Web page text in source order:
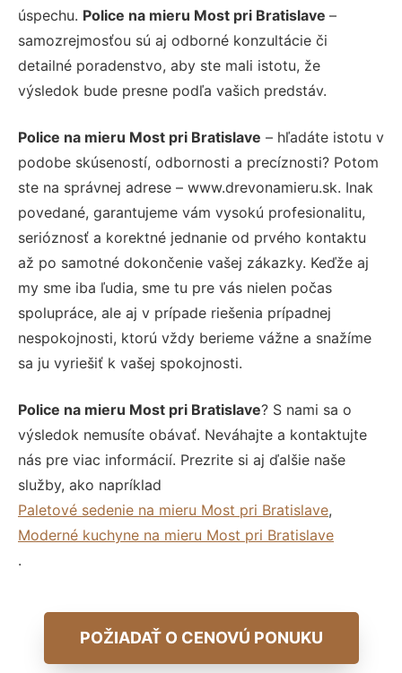
úspechu. Police na mieru Most pri Bratislave –
samozrejmosťou sú aj odborné konzultácie či
detailné poradenstvo, aby ste mali istotu, že
výsledok bude presne podľa vašich predstáv.
Police na mieru Most pri Bratislave – hľadáte istotu v
podobe skúseností, odbornosti a precíznosti? Potom
ste na správnej adrese – www.drevonamieru.sk. Inak
povedané, garantujeme vám vysokú profesionalitu,
serióznosť a korektné jednanie od prvého kontaktu
až po samotné dokončenie vašej zákazky. Keďže aj
my sme iba ľudia, sme tu pre vás nielen počas
spolupráce, ale aj v prípade riešenia prípadnej
nespokojnosti, ktorú vždy berieme vážne a snažíme
sa ju vyriešiť k vašej spokojnosti.
Police na mieru Most pri Bratislave? S nami sa o
výsledok nemusíte obávať. Neváhajte a kontaktujte
nás pre viac informácií. Prezrite si aj ďalšie naše
služby, ako napríklad
Paletové sedenie na mieru Most pri Bratislave,
Moderné kuchyne na mieru Most pri Bratislave
.
POŽIADAŤ O CENOVÚ PONUKU